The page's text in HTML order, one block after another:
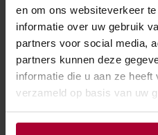
en om ons websiteverkeer
informatie over uw gebruik
partners voor social media,
partners kunnen deze
informatie die u aan ze
verzameld op basis van uw
van Iersel en Martijn